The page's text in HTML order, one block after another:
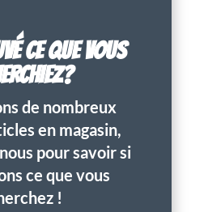
CE QUE VOUS
de nombreux
en magasin,
pour savoir si
ce que vous
!